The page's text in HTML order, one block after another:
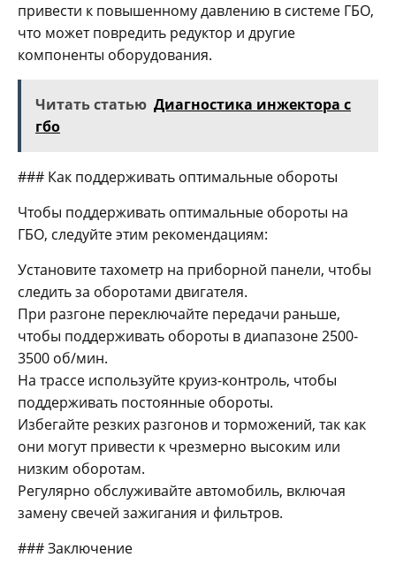
привести к повышенному давлению в системе ГБО,
что может повредить редуктор и другие
компоненты оборудования.
Читать статью Диагностика инжектора с
гбо
### Как поддерживать оптимальные обороты
Чтобы поддерживать оптимальные обороты на
ГБО, следуйте этим рекомендациям:
Установите тахометр на приборной панели, чтобы
следить за оборотами двигателя.
При разгоне переключайте передачи раньше,
чтобы поддерживать обороты в диапазоне 2500-
3500 об/мин.
На трассе используйте круиз-контроль, чтобы
поддерживать постоянные обороты.
Избегайте резких разгонов и торможений, так как
они могут привести к чрезмерно высоким или
низким оборотам.
Регулярно обслуживайте автомобиль, включая
замену свечей зажигания и фильтров.
### Заключение